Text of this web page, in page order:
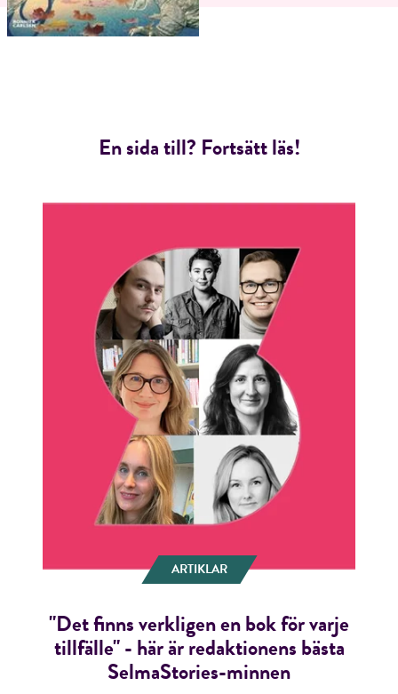
Jag accepterar villkoren.
RÖSTA
ÅNGRA OCH STÄNG
En sida till? Fortsätt läs!
ARTIKLAR
"Det finns verkligen en bok för varje
tillfälle" - här är redaktionens bästa
SelmaStories-minnen